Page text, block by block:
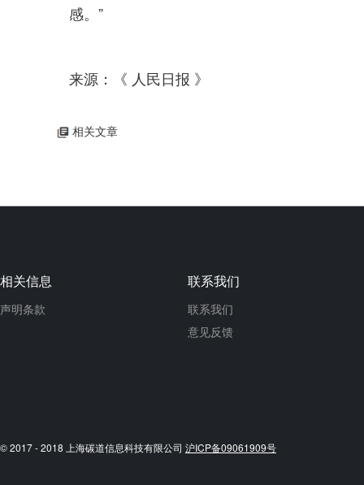
感。”
来源：《 人民日报 》
相关文章
相关信息
声明条款
联系我们
联系我们
意见反馈
© 2017 - 2018 上海碳道信息科技有限公司 沪ICP备09061909号